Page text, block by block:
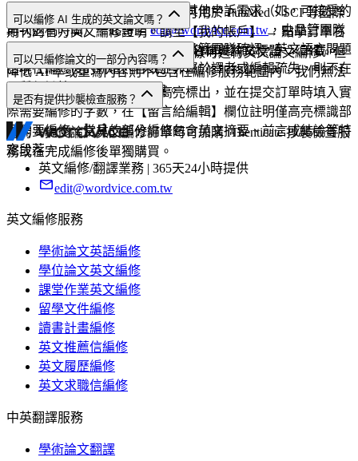
審稿意見，③最終投稿檔案，④其他申訴需求（如，可接受的
再次返稿時間）一起寄至edit@wordvice.com.tw ，由品管團隊
審核後協助處理。請注意，若經品管團隊確認，英文語言問題
出現在編修後的新增內容或並非屬於譯者或編輯疏失，則不在
品質保證範圍內。
可以。完成編修後，將免費提供可用於 PubMed、SCI 等國際
期刊的官方英文編修證明。請至【我的帳戶】 → 點擊訂單右
側【選擇所需文件】 → 填寫作者名稱與論文標題 → 下載。
可以編修 AI 生成的英文論文嗎？
可以。由 AI 撰寫或翻譯的內容同樣可進行英文論文編修。但
降低 AI 率或重寫內容則不包含在編修服務範圍內，我們無法
保證編修後的 AI 檢測率結果。
可以只編修論文的一部分內容嗎？
可以。請將需要編修的部分高亮標出，並在提交訂單時填入實
際需要編修的字數，在【留言給編輯】欄位註明僅高亮標識部
分需要編修。常見的部分編修包含英文摘要、前言或結論等特
定段落。
是否有提供抄襲檢查服務？
有的。提交論文英文編修訂單時可加購 iThenticate 抄襲檢查服
務或在完成編修後單獨購買。
英文編修/翻譯業務 | 365天24小時提供
edit@wordvice.com.tw
英文編修服務
學術論文英語編修
學位論文英文編修
課堂作業英文編修
留學文件編修
讀書計畫編修
英文推薦信編修
英文履歷編修
英文求職信編修
中英翻譯服務
學術論文翻譯